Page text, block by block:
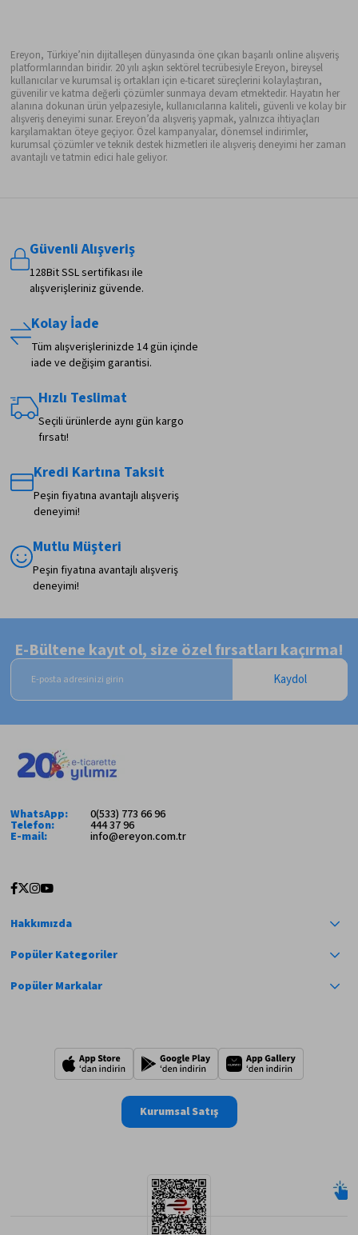
Ereyon, Türkiye’nin dijitalleşen dünyasında öne çıkan başarılı online alışveriş
platformlarından biridir. 20 yılı aşkın sektörel tecrübesiyle Ereyon, bireysel
kullanıcılar ve kurumsal iş ortakları için e-ticaret süreçlerini kolaylaştıran,
güvenilir ve katma değerli çözümler sunmaya devam etmektedir. Hayatın her
alanına dokunan ürün yelpazesiyle, kullanıcılarına kaliteli, güvenli ve kolay bir
alışveriş deneyimi sunar. Ereyon’da alışveriş yapmak, yalnızca ihtiyaçları
karşılamaktan öteye geçiyor. Özel kampanyalar, dönemsel indirimler,
kurumsal çözümler ve teknik destek hizmetleri ile alışveriş deneyimi her zaman
avantajlı ve tatmin edici hale geliyor.
Güvenli Alışveriş
128Bit SSL sertifikası ile
alışverişleriniz güvende.
Kolay İade
Tüm alışverişlerinizde 14 gün içinde
iade ve değişim garantisi.
Hızlı Teslimat
Seçili ürünlerde aynı gün kargo
fırsatı!
Kredi Kartına Taksit
Peşin fiyatına avantajlı alışveriş
deneyimi!
Mutlu Müşteri
Peşin fiyatına avantajlı alışveriş
deneyimi!
E-Bültene kayıt ol, size özel fırsatları kaçırma!
Kaydol
WhatsApp: 0(533) 773 66 96
Telefon: 444 37 96
E-mail: info@ereyon.com.tr
Hakkımızda
Popüler Kategoriler
Popüler Markalar
Kurumsal Satış